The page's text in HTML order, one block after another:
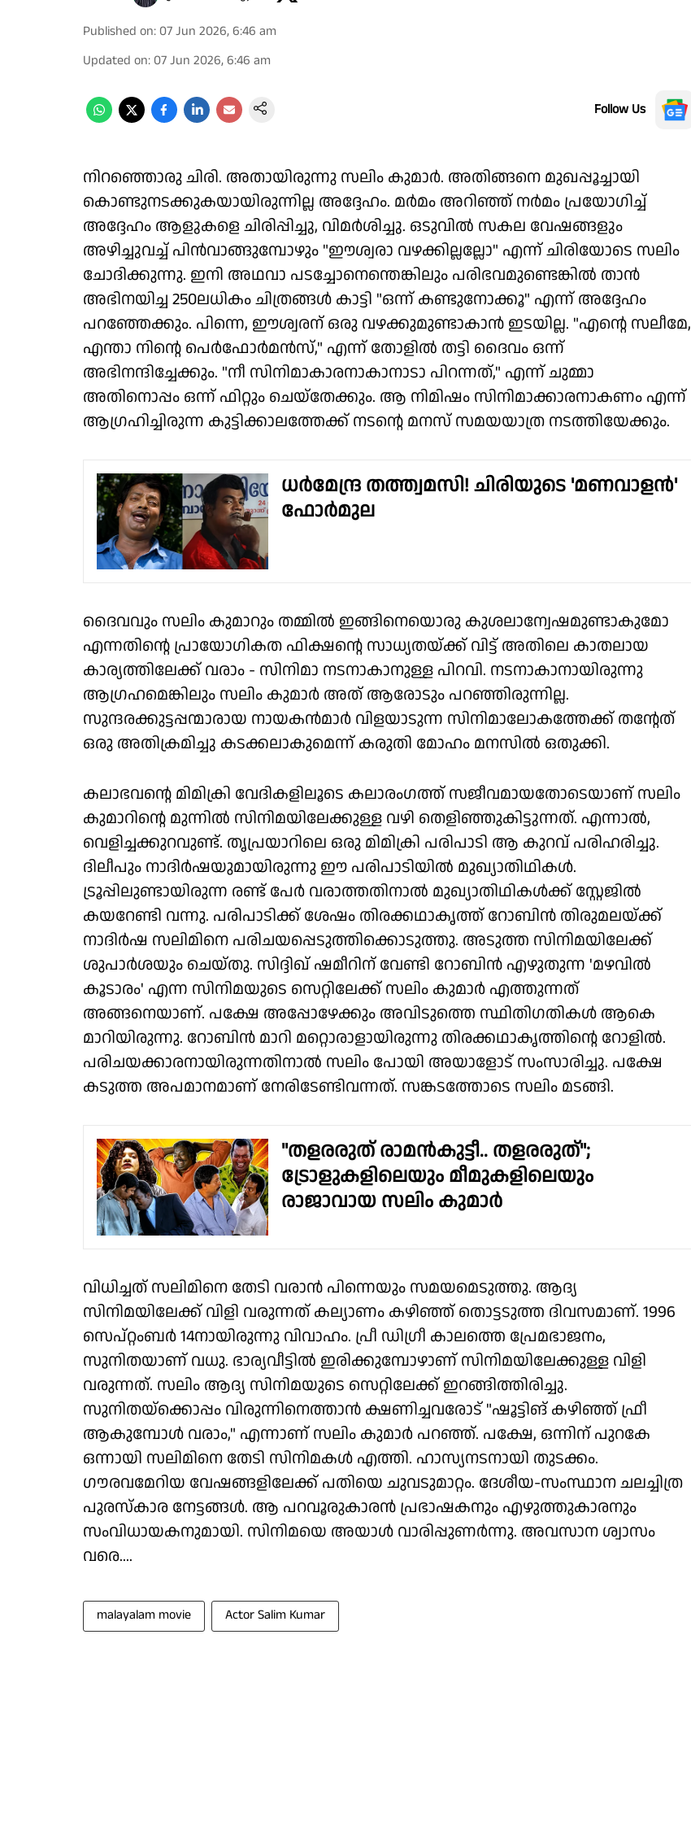
Published on: 07 Jun 2026, 6:46 am
Updated on: 07 Jun 2026, 6:46 am
Follow Us
നിറഞ്ഞൊരു ചിരി. അതായിരുന്നു സലിം കുമാർ. അതിങ്ങനെ മുഖപ്പൂച്ചായി
കൊണ്ടുനടക്കുകയായിരുന്നില്ല അദ്ദേഹം. മർമം അറിഞ്ഞ് നർമം പ്രയോഗിച്ച്
അദ്ദേഹം ആളുകളെ ചിരിപ്പിച്ചു, വിമർശിച്ചു. ഒടുവിൽ സകല വേഷങ്ങളും
അഴിച്ചുവച്ച് പിൻവാങ്ങുമ്പോഴും "ഈശ്വരാ വഴക്കില്ലല്ലോ" എന്ന് ചിരിയോടെ സലിം
ചോദിക്കുന്നു. ഇനി അഥവാ പടച്ചോനെന്തെങ്കിലും പരിഭവമുണ്ടെങ്കിൽ താൻ
അഭിനയിച്ച 250ലധികം ചിത്രങ്ങൾ കാട്ടി "ഒന്ന് കണ്ടുനോക്കൂ" എന്ന് അദ്ദേഹം
പറഞ്ഞേക്കും. പിന്നെ, ഈശ്വരന് ഒരു വഴക്കുമുണ്ടാകാൻ ഇടയില്ല. "എന്റെ സലീമേ,
എന്താ നിന്റെ പെർഫോർമൻസ്," എന്ന് തോളിൽ തട്ടി ദൈവം ഒന്ന്
അഭിനന്ദിച്ചേക്കും. "നീ സിനിമാകാരനാകാനാടാ പിറന്നത്," എന്ന് ചുമ്മാ
അതിനൊപ്പം ഒന്ന് ഫിറ്റും ചെയ്തേക്കും. ആ നിമിഷം സിനിമാക്കാരനാകണം എന്ന്
ആഗ്രഹിച്ചിരുന്ന കുട്ടിക്കാലത്തേക്ക് നടന്റെ മനസ് സമയയാത്ര നടത്തിയേക്കും.
ധർമേന്ദ്ര തത്ത്വമസി! ചിരിയുടെ 'മണവാളൻ'
ഫോർമുല
ദൈവവും സലിം കുമാറും തമ്മിൽ ഇങ്ങിനെയൊരു കുശലാന്വേഷമുണ്ടാകുമോ
എന്നതിന്റെ പ്രായോഗികത ഫിക്ഷന്റെ സാധ്യതയ്ക്ക് വിട്ട് അതിലെ കാതലായ
കാര്യത്തിലേക്ക് വരാം - സിനിമാ നടനാകാനുള്ള പിറവി. നടനാകാനായിരുന്നു
ആഗ്രഹമെങ്കിലും സലിം കുമാർ അത് ആരോടും പറഞ്ഞിരുന്നില്ല.
സുന്ദരക്കുട്ടപ്പന്മാരായ നായകൻമാർ വിളയാടുന്ന സിനിമാലോകത്തേക്ക് തന്റേത്
ഒരു അതിക്രമിച്ചു കടക്കലാകുമെന്ന് കരുതി മോഹം മനസിൽ ഒതുക്കി.
കലാഭവന്റെ മിമിക്രി വേദികളിലൂടെ കലാരംഗത്ത് സജീവമായതോടെയാണ് സലിം
കുമാറിന്റെ മുന്നിൽ സിനിമയിലേക്കുള്ള വഴി തെളിഞ്ഞുകിട്ടുന്നത്. എന്നാൽ,
വെളിച്ചക്കുറവുണ്ട്. തൃപ്രയാറിലെ ഒരു മിമിക്രി പരിപാടി ആ കുറവ് പരിഹരിച്ചു.
ദിലീപും നാദിർഷയുമായിരുന്നു ഈ പരിപാടിയിൽ മുഖ്യാതിഥികൾ.
ട്രൂപ്പിലുണ്ടായിരുന്ന രണ്ട് പേർ വരാത്തതിനാൽ മുഖ്യാതിഥികൾക്ക് സ്റ്റേജിൽ
കയറേണ്ടി വന്നു. പരിപാടിക്ക് ശേഷം തിരക്കഥാകൃത്ത് റോബിൻ തിരുമലയ്ക്ക്
നാദിർഷ സലിമിനെ പരിചയപ്പെടുത്തിക്കൊടുത്തു. അടുത്ത സിനിമയിലേക്ക്
ശുപാർശയും ചെയ്തു. സിദ്ദിഖ് ഷമീറിന് വേണ്ടി റോബിൻ എഴുതുന്ന 'മഴവിൽ
കൂടാരം' എന്ന സിനിമയുടെ സെറ്റിലേക്ക് സലിം കുമാർ എത്തുന്നത്
അങ്ങനെയാണ്. പക്ഷേ അപ്പോഴേക്കും അവിടുത്തെ സ്ഥിതി​ഗതികൾ ആകെ
മാറിയിരുന്നു. റോബിൻ മാറി മറ്റൊരാളായിരുന്നു തിരക്കഥാകൃത്തിന്റെ റോളിൽ.
പരിചയക്കാരനായിരുന്നതിനാൽ സലിം പോയി അയാളോട് സംസാരിച്ചു. പക്ഷേ
കടുത്ത അപമാനമാണ് നേരിടേണ്ടിവന്നത്. സങ്കടത്തോടെ സലിം മടങ്ങി.
"തളരരുത് രാമൻകുട്ടീ.. തളരരുത്";
ട്രോളുകളിലെയും മീമുകളിലെയും
രാജാവായ സലിം കുമാർ
വിധിച്ചത് സലിമിനെ തേടി വരാൻ പിന്നെയും സമയമെടുത്തു. ആദ്യ
സിനിമയിലേക്ക് വിളി വരുന്നത് കല്യാണം കഴിഞ്ഞ് തൊട്ടടുത്ത ദിവസമാണ്. 1996
സെപ്റ്റംബർ 14നായിരുന്നു വിവാഹം. പ്രീ ഡി​ഗ്രീ കാലത്തെ പ്രേമഭാജനം,
സുനിതയാണ് വധു. ഭാര്യവീട്ടിൽ ഇരിക്കുമ്പോഴാണ് സിനിമയിലേക്കുള്ള വിളി
വരുന്നത്. സലിം ആദ്യ സിനിമയുടെ സെറ്റിലേക്ക് ഇറങ്ങിത്തിരിച്ചു.
സുനിതയ്‌ക്കൊപ്പം വിരുന്നിനെത്താൻ ക്ഷണിച്ചവരോട് "ഷൂട്ടിങ് കഴിഞ്ഞ് ഫ്രീ
ആകുമ്പോൾ വരാം," എന്നാണ് സലിം കുമാർ പറഞ്ഞ്. പക്ഷേ, ഒന്നിന് പുറകേ
ഒന്നായി സലിമിനെ തേടി സിനിമകൾ എത്തി. ഹാസ്യനടനായി തുടക്കം. ​
ഗൗരവമേറിയ വേഷങ്ങളിലേക്ക് പതിയെ ചുവടുമാറ്റം. ദേശീയ-സംസ്ഥാന ചലച്ചിത്ര
പുരസ്കാര നേട്ടങ്ങൾ. ആ പറവൂരുകാരൻ പ്രഭാഷകനും എഴുത്തുകാരനും
സംവിധായകനുമായി. സിനിമയെ അയാൾ വാരിപ്പുണർന്നു. അവസാന ശ്വാസം
വരെ....
malayalam movie Actor Salim Kumar